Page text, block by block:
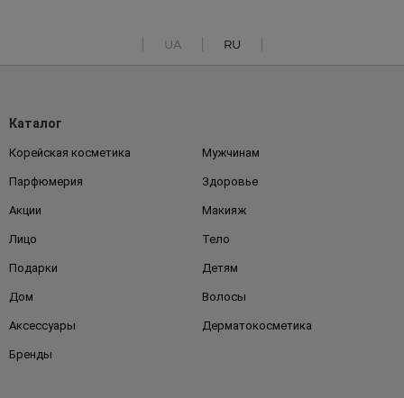
UA RU
Каталог
Корейская косметика Мужчинам
Парфюмерия Здоровье
Акции Макияж
Лицо Тело
Подарки Детям
Дом Волосы
Аксессуары Дерматокосметика
Бренды